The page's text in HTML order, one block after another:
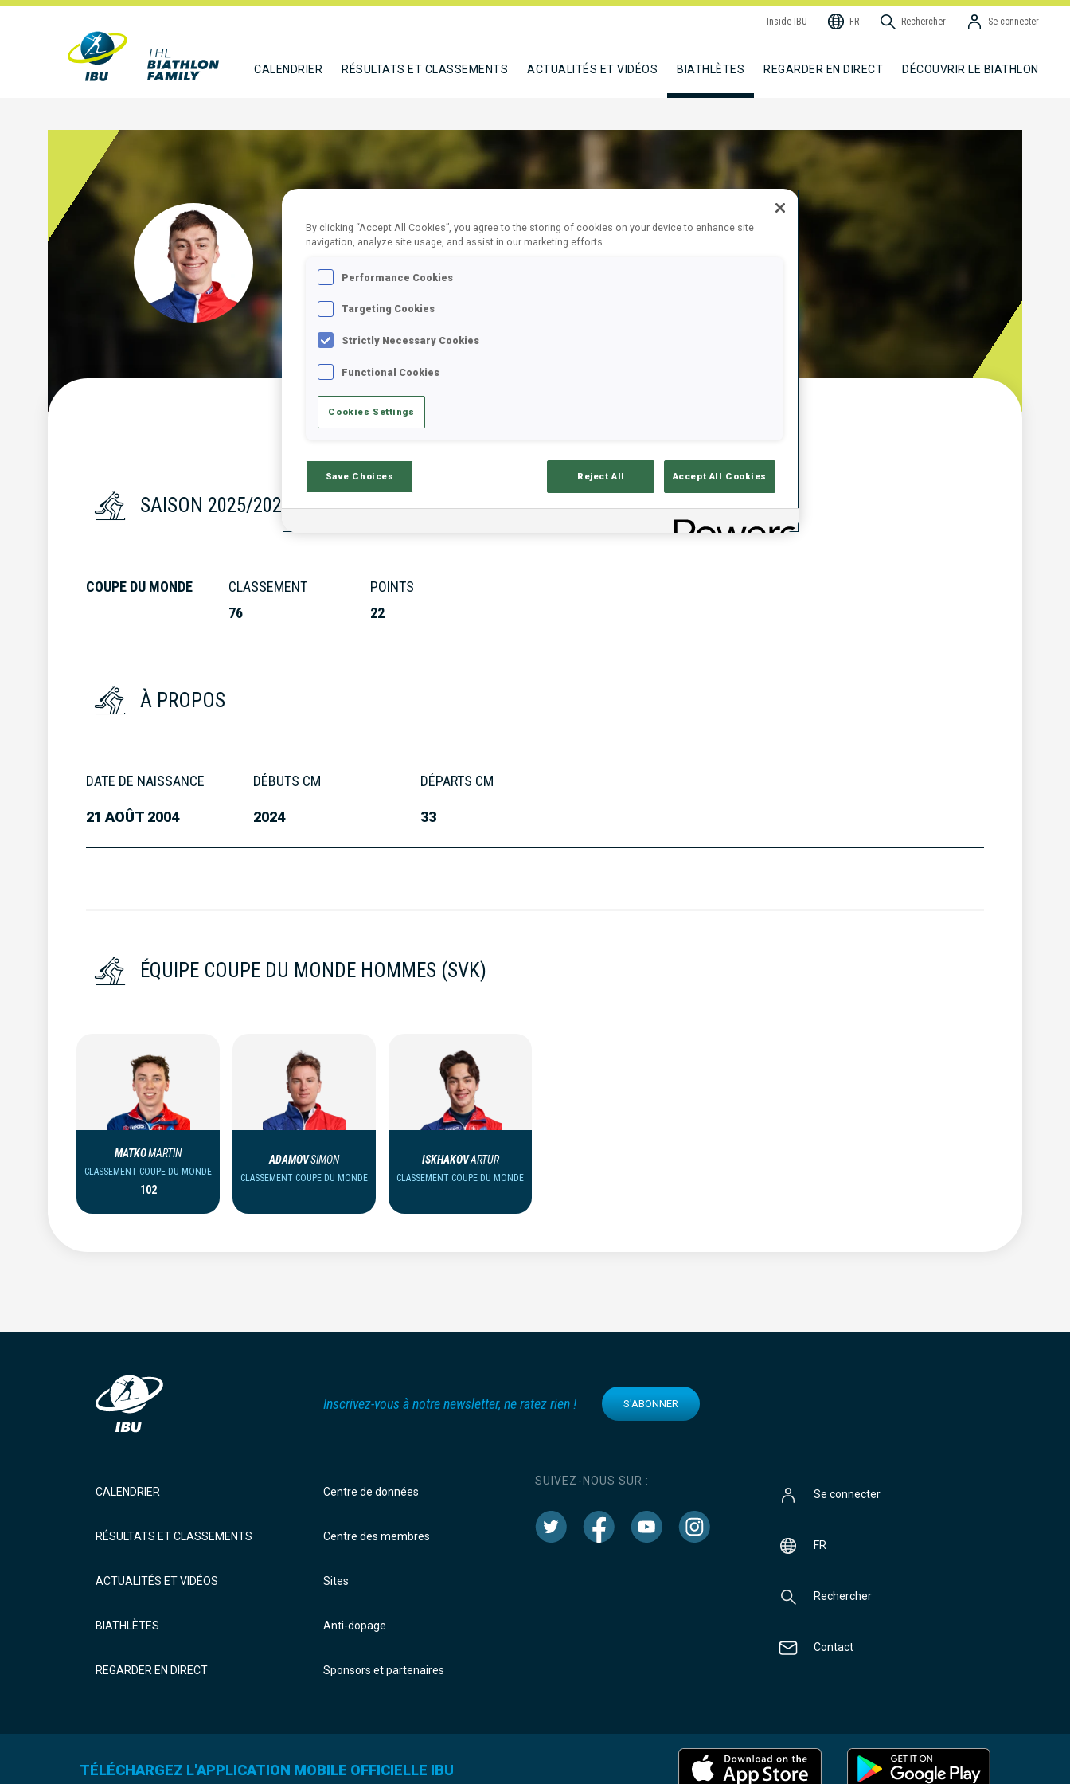
Inside IBU FR Rechercher Se connecter
CALENDRIER RÉSULTATS ET CLASSEMENTS ACTUALITÉS ET VIDÉOS BIATHLÈTES REGARDER EN DIRECT DÉCOUVRIR LE BIATHLON
BORGULA JAKUB
Stats
SAISON 2025/2026
COUPE DU MONDE
CLASSEMENT
76
POINTS
22
À PROPOS
DATE DE NAISSANCE
21 AOÛT 2004
DÉBUTS CM
2024
DÉPARTS CM
33
ÉQUIPE COUPE DU MONDE HOMMES (SVK)
MATKOMARTIN
CLASSEMENT COUPE DU MONDE
102
ADAMOVSIMON
CLASSEMENT COUPE DU MONDE
ISKHAKOVARTUR
CLASSEMENT COUPE DU MONDE
Inscrivez-vous à notre newsletter, ne ratez rien ! S'ABONNER
CALENDRIER
RÉSULTATS ET CLASSEMENTS
ACTUALITÉS ET VIDÉOS
BIATHLÈTES
REGARDER EN DIRECT
Centre de données
Centre des membres
Sites
Anti-dopage
Sponsors et partenaires
SUIVEZ-NOUS SUR :
Se connecter
FR
Rechercher
Contact
TÉLÉCHARGEZ L'APPLICATION MOBILE OFFICIELLE IBU
By clicking “Accept All Cookies”, you agree to the storing of cookies on your device to enhance site
navigation, analyze site usage, and assist in our marketing efforts.
Performance Cookies
Targeting Cookies
Strictly Necessary Cookies
Functional Cookies
Cookies Settings
Save Choices Reject All Accept All Cookies